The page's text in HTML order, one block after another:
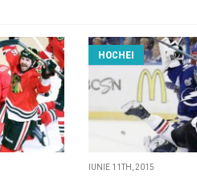
HOCHEI
IUNIE 11TH, 2015